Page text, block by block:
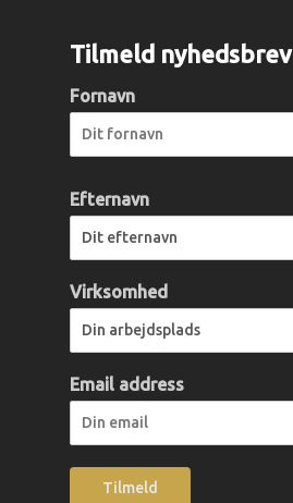
Tilmeld nyhedsbrev
Fornavn
Efternavn
Virksomhed
Email address